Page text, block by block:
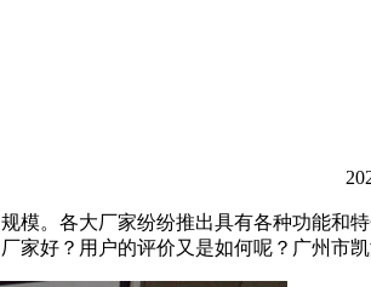
模。各大厂家纷纷推出具有各种功能和
家好？用户的评价又是如何呢？广州市